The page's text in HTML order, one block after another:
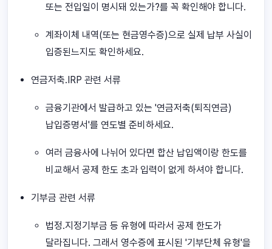
또는 전입일이 명시돼 있는가?를 꼭 확인해야 합니다.
계좌이체 내역(또는 현금영수증)으로 실제 납부 사실이
입증된느지도 확인하세요.
연금저축.IRP 관련 서류
금융기관에서 발급하고 있는 '연금저축(퇴직연금)
납입증명서'를 연도별 준비하세요.
여러 금융사에 나뉘어 있다면 합산 납입액이랑 한도를
비교해서 공제 한도 초과 입력이 없게 하셔야 합니다.
기부금 관련 서류
법정.지정기부금 등 유형에 따라서 공제 한도가
달라집니다. 그래서 영수증에 표시된 '기부단체 유형'을